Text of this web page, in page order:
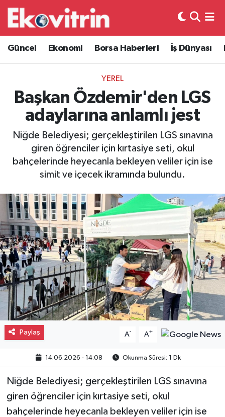
Güncel Ekonomi Borsa Haberleri İş Dünyası
YEREL
Başkan Özdemir'den LGS
adaylarına anlamlı jest
Niğde Belediyesi; gerçekleştirilen LGS sınavına
giren öğrenciler için kırtasiye seti, okul
bahçelerinde heyecanla bekleyen veliler için ise
simit ve içecek ikramında bulundu.
Paylaş A- A+
14.06.2026 - 14:08 Okunma Süresi: 1 Dk
Niğde Belediyesi; gerçekleştirilen LGS sınavına
giren öğrenciler için kırtasiye seti, okul
bahçelerinde heyecanla bekleyen veliler için ise
Güncel
Ekonomi
Borsa Haberleri
İş Dünyası
Lojistik
Otovitrin
Asayiş
Magazin
Gayrimenkul
Spor
Eğitim
Hava Durumu
Trafik Durumu
Süper Lig Puan Durumu ve Fikstür
Tüm Manşetler
Son Dakika Haberleri
Haber Arşivi